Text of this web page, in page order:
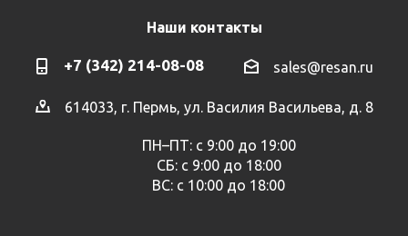
Наши контакты
+7 (342) 214-08-08 sales@resan.ru
614033, г. Пермь, ул. Василия Васильева, д. 8
ПН–ПТ: с 9:00 до 19:00
СБ: с 9:00 до 18:00
ВС: с 10:00 до 18:00